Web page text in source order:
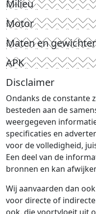
Milieu
Motor
Maten en
APK
Disclaimer
Ondanks de constante
besteden aan de
weergegeven
specificaties en
voor de volledigheid,
Een deel van de
bronnen en kan
Wij aanvaarden dan
voor directe of